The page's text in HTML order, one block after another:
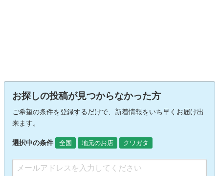
お探しの投稿が見つからなかった方
ご希望の条件を登録するだけで、新着情報をいち早くお届け出
来ます。
選択中の条件 全国 地元のお店 クワガタ